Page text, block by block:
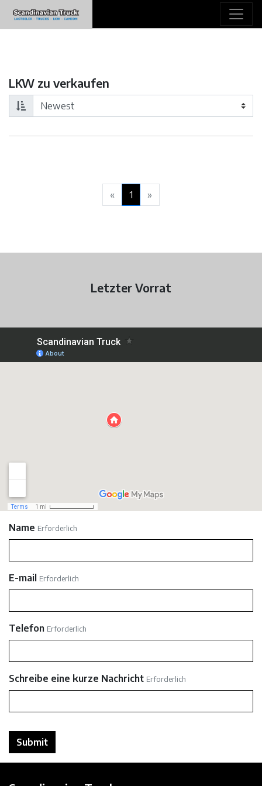
LKW zu verkaufen
« 1 »
Letzter Vorrat
Name Erforderlich
E-mail Erforderlich
Telefon Erforderlich
Schreibe eine kurze Nachricht Erforderlich
Submit